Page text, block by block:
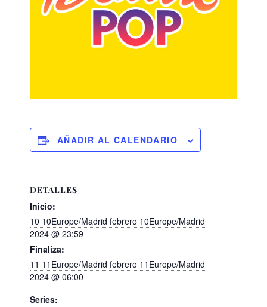
AÑADIR AL CALENDARIO
DETALLES
Inicio:
10 10Europe/Madrid febrero 10Europe/Madrid
2024 @ 23:59
Finaliza:
11 11Europe/Madrid febrero 11Europe/Madrid
2024 @ 06:00
Series: